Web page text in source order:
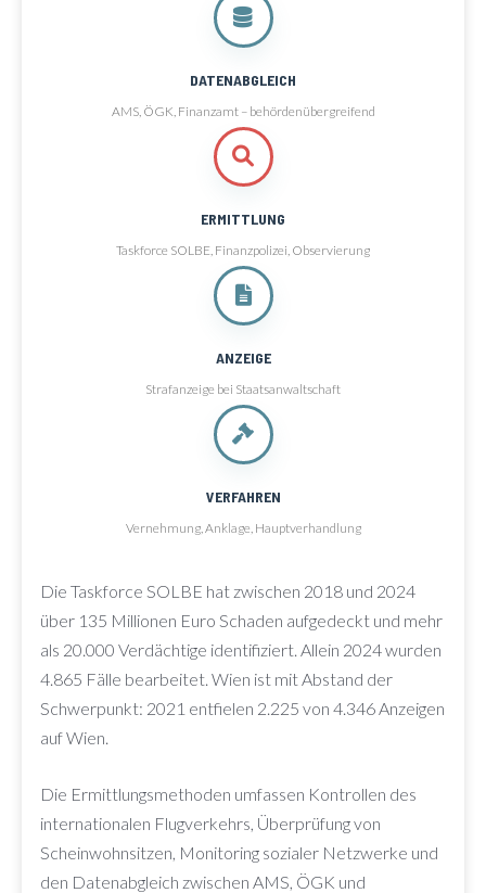
DATENABGLEICH
AMS, ÖGK, Finanzamt – behördenübergreifend
ERMITTLUNG
Taskforce SOLBE, Finanzpolizei, Observierung
ANZEIGE
Strafanzeige bei Staatsanwaltschaft
VERFAHREN
Vernehmung, Anklage, Hauptverhandlung
Die Taskforce SOLBE hat zwischen 2018 und 2024
über 135 Millionen Euro Schaden aufgedeckt und mehr
als 20.000 Verdächtige identifiziert. Allein 2024 wurden
4.865 Fälle bearbeitet. Wien ist mit Abstand der
Schwerpunkt: 2021 entfielen 2.225 von 4.346 Anzeigen
auf Wien.
Die Ermittlungsmethoden umfassen Kontrollen des
internationalen Flugverkehrs, Überprüfung von
Scheinwohnsitzen, Monitoring sozialer Netzwerke und
den Datenabgleich zwischen AMS, ÖGK und